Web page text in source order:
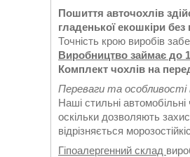
Пошиття авточохлів
гладенької екошкіри без
Точність крою виробів
Виробництво займає до
Комплект чохлів на
Переваги та особливості
Наші стильні
оскільки дозволяють
відрізняється
Гіпоалергенний склад